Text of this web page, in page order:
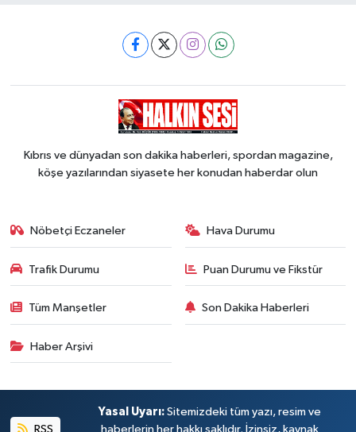
Kıbrıs ve dünyadan son dakika haberleri, spordan magazine,
köşe yazılarından siyasete her konudan haberdar olun
Nöbetçi Eczaneler Hava Durumu
Trafik Durumu Puan Durumu ve Fikstür
Tüm Manşetler Son Dakika Haberleri
Haber Arşivi
RSS
Yasal Uyarı: Sitemizdeki tüm yazı, resim ve
haberlerin her hakkı saklıdır. İzinsiz, kaynak